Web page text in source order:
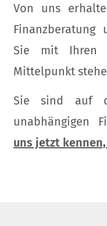
Von uns
Sie mit Ihren
Mittelpunkt
Sie sind auf
unabhängigen
uns jetzt